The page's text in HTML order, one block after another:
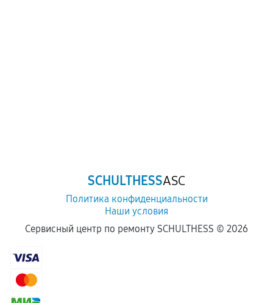
SCHULTHESSASC
Политика конфиденциальности
Наши условия
Сервисный центр по ремонту SCHULTHESS © 2026